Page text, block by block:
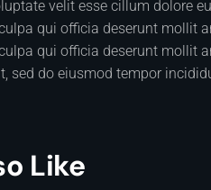
velit esse cillum dolore
qui officia deserunt mollit
qui officia deserunt mollit
sed do eiusmod tempor
Like